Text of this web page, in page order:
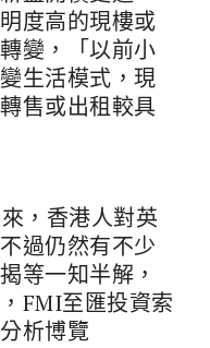
度高的現樓或
變，「以前小
生活模式，現
售或出租較具
，香港人對英
過仍然有不少
等一知半解，
FMI至匯投資索
析博覽